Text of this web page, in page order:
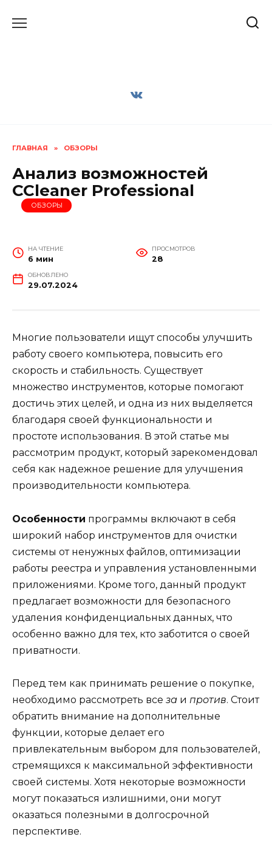
ГЛАВНАЯ » ОБЗОРЫ
Анализ возможностей
CCleaner Professional
ОБЗОРЫ
НА ЧТЕНИЕ
6 мин
ПРОСМОТРОВ
28
ОБНОВЛЕНО
29.07.2024
Многие пользователи ищут способы улучшить
работу своего компьютера, повысить его
скорость и стабильность. Существует
множество инструментов, которые помогают
достичь этих целей, и одна из них выделяется
благодаря своей функциональности и
простоте использования. В этой статье мы
рассмотрим продукт, который зарекомендовал
себя как надежное решение для улучшения
производительности компьютера.
Особенности программы включают в себя
широкий набор инструментов для очистки
системы от ненужных файлов, оптимизации
работы реестра и управления установленными
приложениями. Кроме того, данный продукт
предлагает возможности для безопасного
удаления конфиденциальных данных, что
особенно важно для тех, кто заботится о своей
приватности.
Перед тем как принимать решение о покупке,
необходимо рассмотреть все за и против. Стоит
обратить внимание на дополнительные
функции, которые делает его
привлекательным выбором для пользователей,
стремящихся к максимальной эффективности
своей системы. Хотя некоторые возможности
могут показаться излишними, они могут
оказаться полезными в долгосрочной
перспективе.